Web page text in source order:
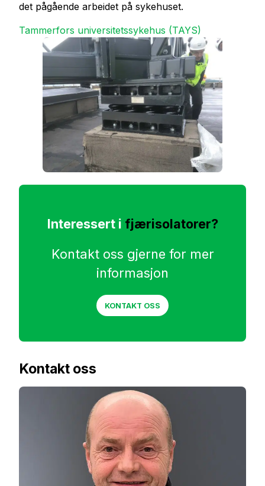
det pågående arbeidet på sykehuset.
Tammerfors universitetssykehus (TAYS)
Interessert i fjærisolatorer?
Kontakt oss gjerne for mer
informasjon
KONTAKT OSS
Kontakt oss